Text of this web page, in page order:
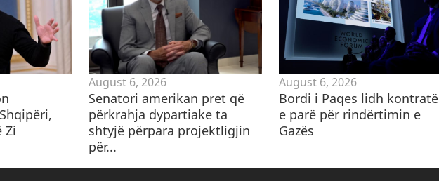
Zi
August 6, 2026
Senatori amerikan pret që
përkrahja dypartiake ta
shtyjë përpara projektligjin
për...
August 6, 2026
Bordi i Paqes lidh
e parë për rindërtimin e
Gazës